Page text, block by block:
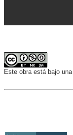
Este obra está bajo una